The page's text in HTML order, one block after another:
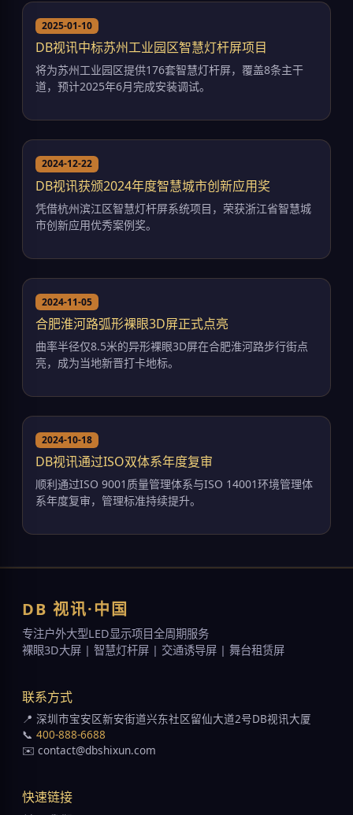
2025-01-10
DB视讯中标苏州工业园区智慧灯杆屏项目
将为苏州工业园区提供176套智慧灯杆屏，覆盖8条主干
道，预计2025年6月完成安装调试。
2024-12-22
DB视讯获颁2024年度智慧城市创新应用奖
凭借杭州滨江区智慧灯杆屏系统项目，荣获浙江省智慧城
市创新应用优秀案例奖。
2024-11-05
合肥淮河路弧形裸眼3D屏正式点亮
曲率半径仅8.5米的异形裸眼3D屏在合肥淮河路步行街点
亮，成为当地新晋打卡地标。
2024-10-18
DB视讯通过ISO双体系年度复审
顺利通过ISO 9001质量管理体系与ISO 14001环境管理体
系年度复审，管理标准持续提升。
DB 视讯·中国
专注户外大型LED显示项目全周期服务
裸眼3D大屏 | 智慧灯杆屏 | 交通诱导屏 | 舞台租赁屏
联系方式
📍 深圳市宝安区新安街道兴东社区留仙大道2号DB视讯大厦
📞 400-888-6688
✉️ contact@dbshixun.com
快速链接